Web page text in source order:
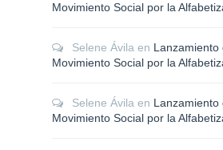
Movimiento Social por la
Selene Ávila en Lanzamiento
Movimiento Social por la
Selene Ávila en Lanzamiento
Movimiento Social por la